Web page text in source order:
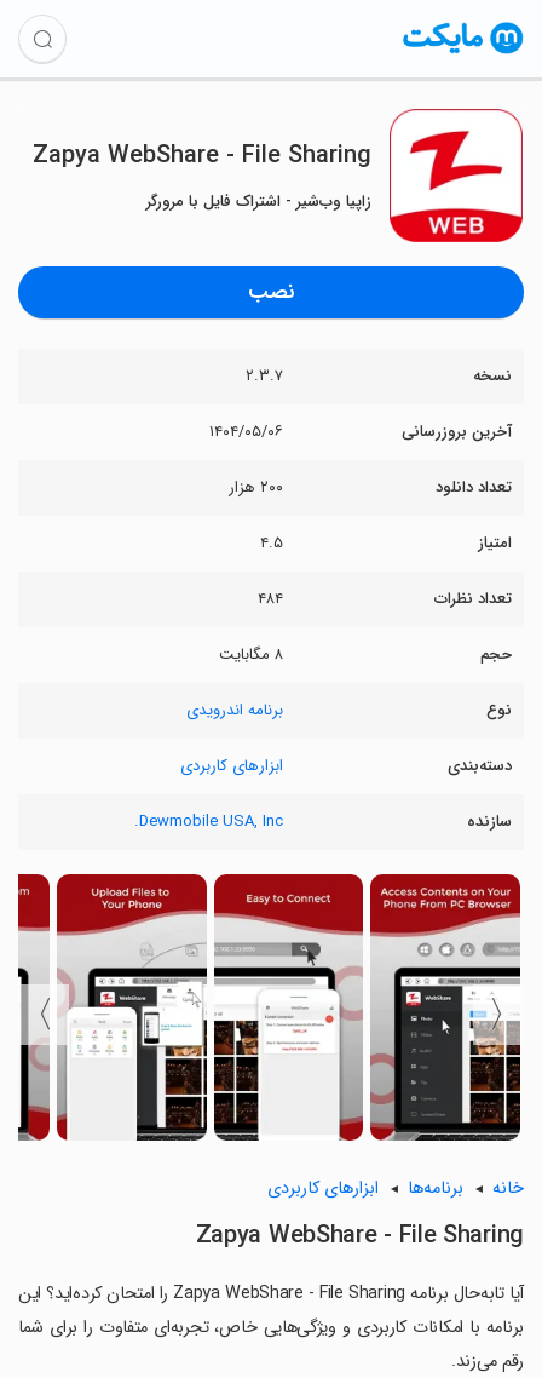
Zapya WebShare - File Sharing
زاپیا وب‌شیر - اشتراک فایل با مرورگر
نصب
نسخه ۲.۳.۷
آخرین بروزرسانی ۱۴۰۴/۰۵/۰۶
تعداد دانلود ۲۰۰ هزار
امتیاز ۴.۵
تعداد نظرات ۴۸۴
حجم ۸ مگابایت
نوع برنامه اندرویدی
دسته‌بندی ابزارهای کاربردی
سازنده Dewmobile USA, Inc.
〈
〉
خانه برنامه‌ها ابزارهای کاربردی
Zapya WebShare - File Sharing
آیا تابه‌حال برنامه Zapya WebShare - File Sharing را امتحان کرده‌اید؟ این
برنامه با امکانات کاربردی و ویژگی‌هایی خاص، تجربه‌ای متفاوت را برای شما
رقم می‌زند.